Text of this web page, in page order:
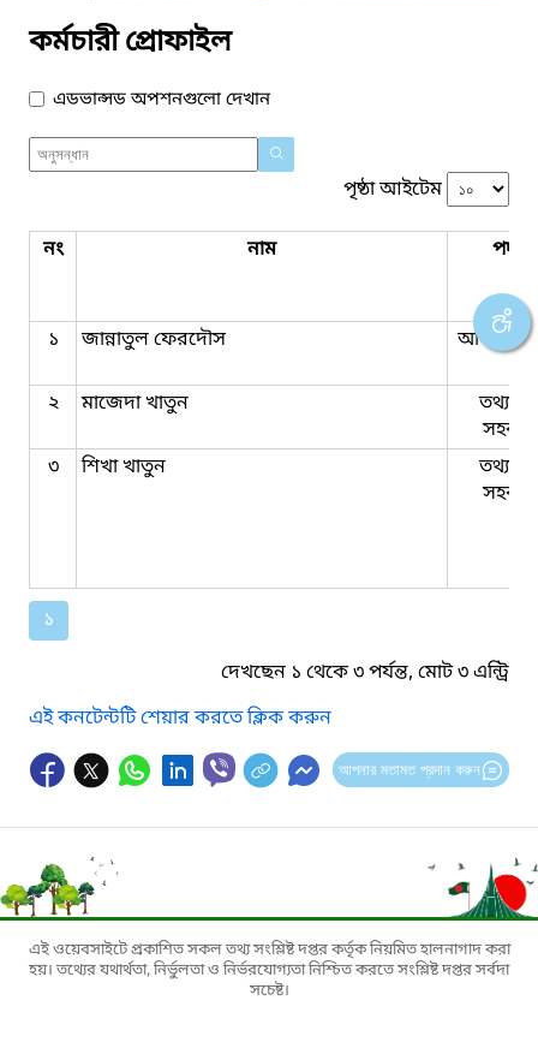
কর্মচারী প্রোফাইল
এডভান্সড অপশনগুলো দেখান
পৃষ্ঠা আইটেম
নং নাম পদবি
১ জান্নাতুল ফেরদৌস অফিস
২ মাজেদা খাতুন
৩
শিখা খাতুন
১
দেখছেন ১ থেকে ৩ পর্যন্ত, মোট ৩ এন্ট্রি
এই কনটেন্টটি শেয়ার করতে ক্লিক করুন
আপনার মতামত প্রদান করুন
এই ওয়েবসাইটে প্রকাশিত সকল তথ্য সংশ্লিষ্ট দপ্তর কর্তৃক নিয়মিত হালনাগাদ করা
হয়। তথ্যের যথার্থতা, নির্ভুলতা ও নির্ভরযোগ্যতা নিশ্চিত করতে সংশ্লিষ্ট দপ্তর সর্বদা
সচেষ্ট।